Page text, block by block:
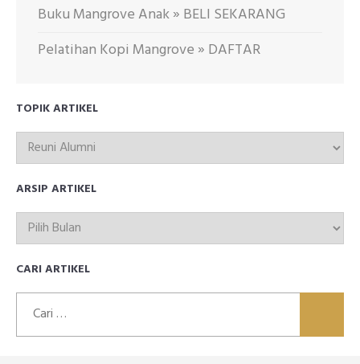
Buku Mangrove Anak » BELI SEKARANG
Pelatihan Kopi Mangrove » DAFTAR
TOPIK ARTIKEL
TOPIK
ARTIKEL
ARSIP ARTIKEL
ARSIP
ARTIKEL
CARI ARTIKEL
untuk: